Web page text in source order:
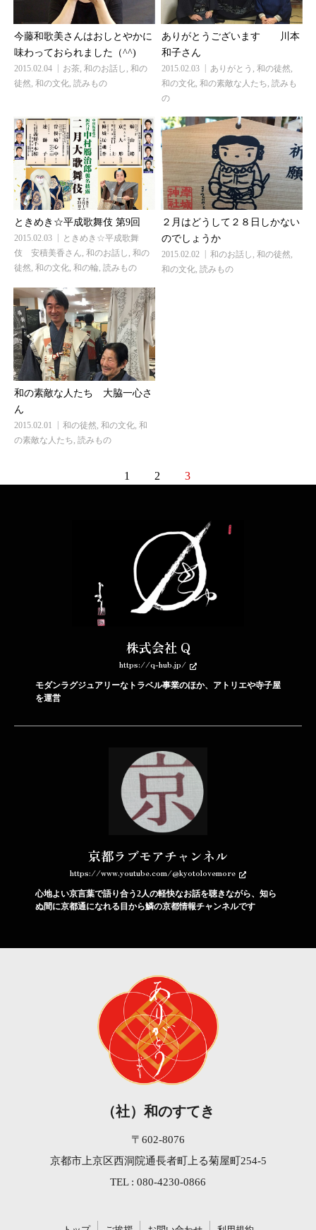
今藤和歌美さんはおしとやかに
味わっておられました（^^)
2015.02.04 お茶, 和のお話し , 和の
徒然, 和の文化, 読みもの
ありがとうございます 川本
和子さん
2015.02.03 ありがとう , 和の徒然,
和の文化, 和の素敵な人たち, 読みも
の
ときめき☆平成歌舞伎 第9回
2015.02.03
ときめき☆平成歌舞
伎 安積美香さん, 和のお話し , 和の
徒然, 和の文化, 和の輪, 読みもの
２月はどうして２８日しかない
のでしょうか
2015.02.02 和のお話し , 和の徒然,
和の文化, 読みもの
和の素敵な人たち 大脇一心さ
ん
2015.02.01 和の徒然, 和の文化, 和
の素敵な人たち, 読みもの
1 2 3
株式会社 Q
https://q-hub.jp/
モダンラグジュアリーなトラベル事業のほか、アトリエや寺子屋
を運営
京都ラブモアチャンネル
https://www.youtube.com/@kyotolovemore
心地よい京言葉で語り合う2人の軽快なお話を聴きながら、知ら
ぬ間に京都通になれる目から鱗の京都情報チャンネルです
（社）和のすてき
〒602-8076
京都市上京区西洞院通長者町上る菊屋町254-5
TEL : 080-4230-0866